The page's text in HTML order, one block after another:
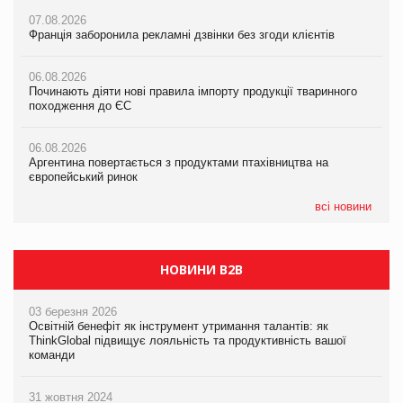
07.08.2026
Франція заборонила рекламні дзвінки без згоди клієнтів
06.08.2026
Починають діяти нові правила імпорту продукції тваринного
походження до ЄС
06.08.2026
Аргентина повертається з продуктами птахівництва на
європейський ринок
всі новини
07.08.2026
Франція заборонила рекламні дзвінки без згоди клієнтів
06.08.2026
Починають діяти нові правила імпорту продукції тваринного
походження до ЄС
06.08.2026
Аргентина повертається з продуктами птахівництва на
європейський ринок
07.08.2026
Франція заборонила рекламні дзвінки без згоди клієнтів
06.08.2026
Починають діяти нові правила імпорту продукції тваринного
походження до ЄС
06.08.2026
Аргентина повертається з продуктами птахівництва на
європейський ринок
НОВИНИ B2B
03 березня 2026
Освітній бенефіт як інструмент утримання талантів: як
ThinkGlobal підвищує лояльність та продуктивність вашої
команди
31 жовтня 2024